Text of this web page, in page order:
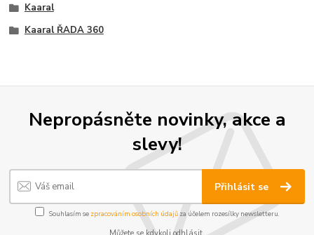
Kaaral
Kaaral ŘADA 360
Nepropásněte novinky, akce a
slevy!
Přihlásit se
Souhlasím se zpracováním osobních údajůza účelem rozesílky newsletteru.